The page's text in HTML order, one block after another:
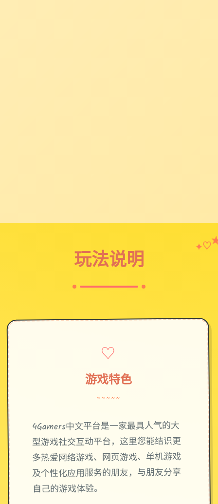
玩法说明
✦♡
♡
游戏特色
~~~~~
4Gamers中文平台是一家最具人气的大
型游戏社交互动平台，这里您能结识更
多热爱网络游戏、网页游戏、单机游戏
及个性化应用服务的朋友，与朋友分享
自己的游戏体验。